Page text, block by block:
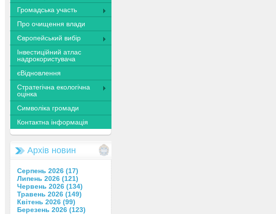
Громадська участь
Про очищення влади
Європейський вибір
Інвестиційний атлас
надрокористувача
єВідновлення
Стратегічна екологічна
оцінка
Символіка громади
Контактна інформація
Архів новин
Серпень 2026 (17)
Липень 2026 (121)
Червень 2026 (134)
Травень 2026 (149)
Квітень 2026 (99)
Березень 2026 (123)